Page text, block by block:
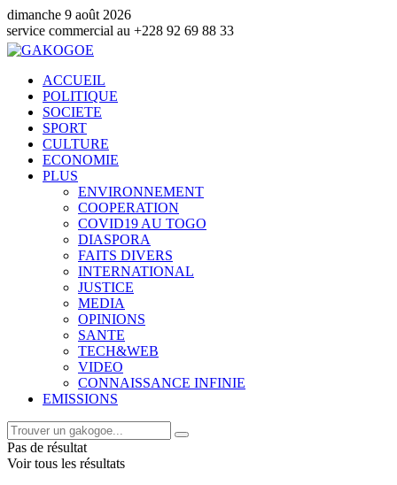
dimanche 9 août 2026
au +228 92 69 88 33
ACCUEIL
POLITIQUE
SOCIETE
SPORT
CULTURE
ECONOMIE
PLUS
ENVIRONNEMENT
COOPERATION
COVID19 AU TOGO
DIASPORA
FAITS DIVERS
INTERNATIONAL
JUSTICE
MEDIA
OPINIONS
SANTE
TECH&WEB
VIDEO
CONNAISSANCE INFINIE
EMISSIONS
Pas de résultat
Voir tous les résultats